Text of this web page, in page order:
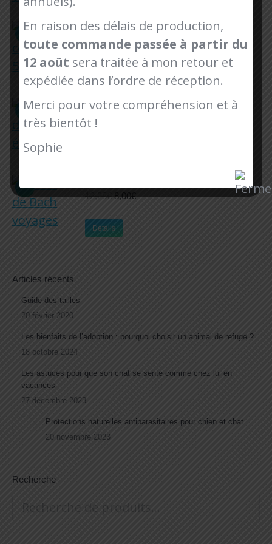
Collier céramique 50-60cm
16,50 €Le
initial
était :
14,50€Le
actuel
est :
Détails
Fleurs de Bach éducation
12,25
12,25€Le
initial
était :
8,00€Le
Détails
Articles récents
Guide des tailles
20 février 2020
Les bienfaits de l’adoption : pourquoi choisir un animal de refuge ?
18 octobre 2024
Les astuces pour que son chat se sente comme chez lui en
vacances
27 décembre 2023
Protections naturelles antiparasitaires pour chien et chat.
20 novembre 2023
Recherche
En raison des délais de production,
toute commande passée à partir du
12 août sera traitée à mon retour et
expédiée dans l’ordre de réception.
Merci pour votre compréhension et à
très bientôt !
Sophie